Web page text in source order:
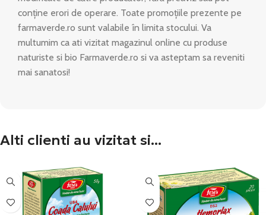
conține erori de operare. Toate promoțiile prezente pe
farmaverde.ro sunt valabile în limita stocului. Va
multumim ca ati vizitat magazinul online cu produse
naturiste si bio Farmaverde.ro si va asteptam sa reveniti
mai sanatosi!
Alti clienti au vizitat si...